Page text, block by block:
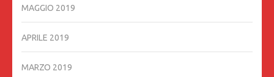
MAGGIO 2019
APRILE 2019
MARZO 2019